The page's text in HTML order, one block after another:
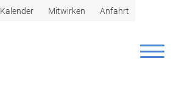
Kalender Mitwirken Anfahrt